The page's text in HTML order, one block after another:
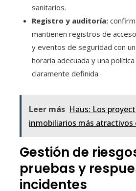
sanitarios.
Registro y auditoría:
mantienen registros de
y eventos de seguridad con
horaria adecuada y una
claramente definida.
Leer más Haus: Los
inmobiliarios más atractivos
Gestión de
pruebas y
incidentes